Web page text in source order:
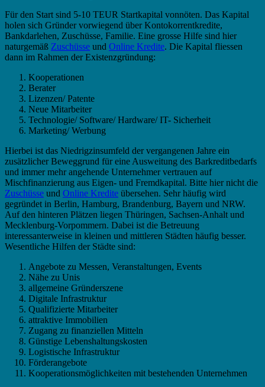
Für den Start sind 5-10 TEUR Startkapital vonnöten. Das Kapital
holen sich Gründer vorwiegend über Kontokorrentkredite,
Bankdarlehen, Zuschüsse, Familie. Eine grosse Hilfe sind hier
naturgemäß Zuschüsse und Online Kredite. Die Kapital fliessen
dann im Rahmen der Existenzgründung:
Kooperationen
Berater
Lizenzen/ Patente
Neue Mitarbeiter
Technologie/ Software/ Hardware/ IT- Sicherheit
Marketing/ Werbung
Hierbei ist das Niedrigzinsumfeld der vergangenen Jahre ein
zusätzlicher Beweggrund für eine Ausweitung des Barkreditbedarfs
und immer mehr angehende Unternehmer vertrauen auf
Mischfinanzierung aus Eigen- und Fremdkapital. Bitte hier nicht die
Zuschüsse und Online Kredite übersehen. Sehr häufig wird
gegründet in Berlin, Hamburg, Brandenburg, Bayern und NRW.
Auf den hinteren Plätzen liegen Thüringen, Sachsen-Anhalt und
Mecklenburg-Vorpommern. Dabei ist die Betreuung
interessanterweise in kleinen und mittleren Städten häufig besser.
Wesentliche Hilfen der Städte sind:
Angebote zu Messen, Veranstaltungen, Events
Nähe zu Unis
allgemeine Gründerszene
Digitale Infrastruktur
Qualifizierte Mitarbeiter
attraktive Immobilien
Zugang zu finanziellen Mitteln
Günstige Lebenshaltungskosten
Logistische Infrastruktur
Förderangebote
Kooperationsmöglichkeiten mit bestehenden Unternehmen